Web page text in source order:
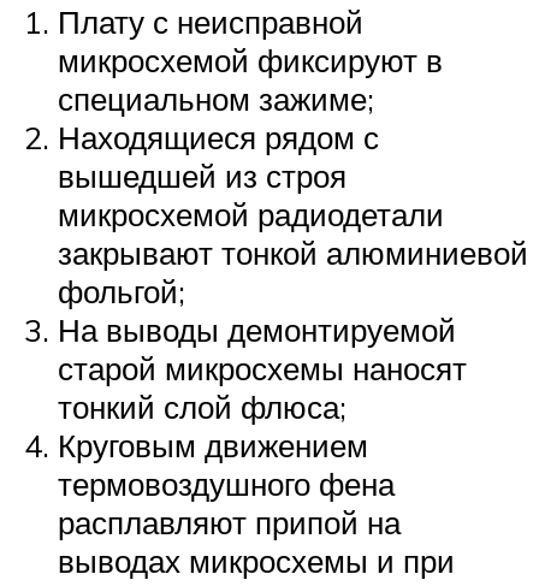
Плату с неисправной
микросхемой фиксируют в
специальном зажиме;
Находящиеся рядом с
вышедшей из строя
микросхемой радиодетали
закрывают тонкой алюминиевой
фольгой;
На выводы демонтируемой
старой микросхемы наносят
тонкий слой флюса;
Круговым движением
термовоздушного фена
расплавляют припой на
выводах микросхемы и при